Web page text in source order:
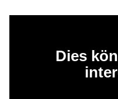
Dies